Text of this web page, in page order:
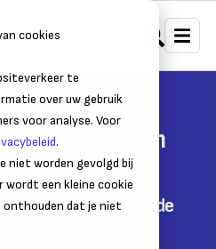
cookies
te
over uw gebruik
voor analyse. Voor
.
niet worden gevolgd bij
wordt een kleine cookie
dat je niet
van
mkb in 2025
van Nederland in de